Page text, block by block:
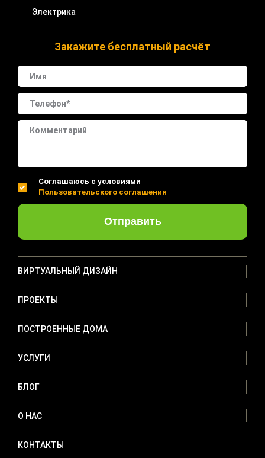
Электрика
Закажите бесплатный расчёт
Соглашаюсь с условиями
Пользовательского соглашения
Отправить
ВИРТУАЛЬНЫЙ ДИЗАЙН
ПРОЕКТЫ
ПОСТРОЕННЫЕ ДОМА
УСЛУГИ
БЛОГ
О НАС
КОНТАКТЫ